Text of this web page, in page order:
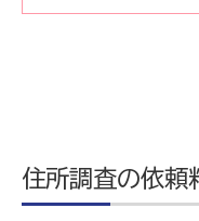
住所調査の依頼